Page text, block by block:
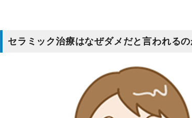
セラミック治療はなぜダメだと言われる